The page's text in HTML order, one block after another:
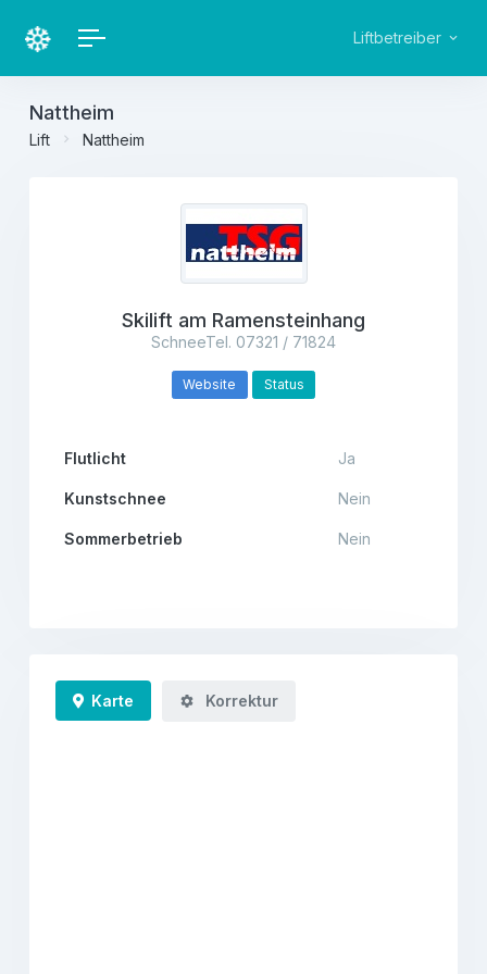
Liftbetreiber
Nattheim
Lift Nattheim
Skilift am Ramensteinhang
SchneeTel. 07321 / 71824
Website Status
Flutlicht Ja
Kunstschnee Nein
Sommerbetrieb Nein
Karte Korrektur